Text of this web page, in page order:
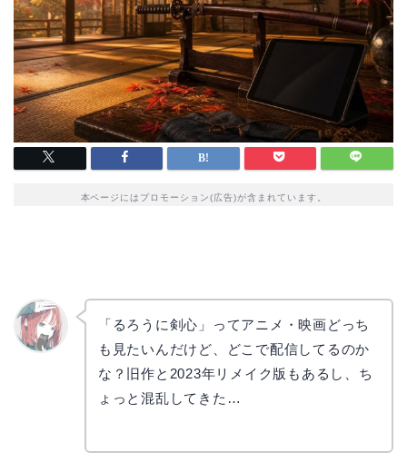
本ページにはプロモーション(広告)が含まれています。
「るろうに剣心」ってアニメ・映画どっち
も見たいんだけど、どこで配信してるのか
な？旧作と2023年リメイク版もあるし、ち
ょっと混乱してきた…